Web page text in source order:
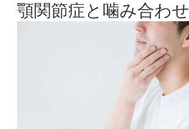
顎関節症と噛み合わせ